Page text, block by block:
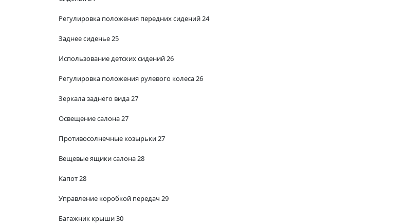
Регулировка положения передних сидений 24
Заднее сиденье 25
Использование детских сидений 26
Регулировка положения рулевого колеса 26
Зеркала заднего вида 27
Освещение салона 27
Противосолнечные козырьки 27
Вещевые ящики салона 28
Капот 28
Управление коробкой передач 29
Багажник крыши 30